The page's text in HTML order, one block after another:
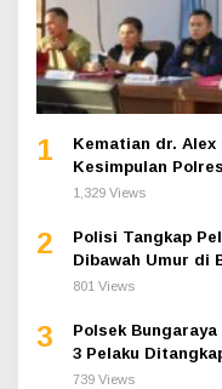
1
Kematian dr.
Kesimpulan
1,329 Views
2
Polisi Tangkap
Dibawah Umur di
801 Views
3
Polsek
3 Pelaku
739 Views